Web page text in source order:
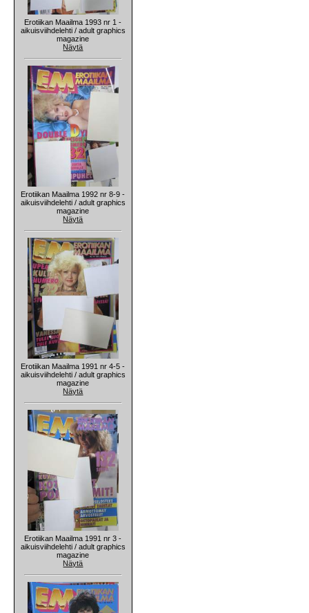
Erotiikan Maailma 1993 nr 1 -
aikuisviihdelehti / adult graphics
magazine
Näytä
Erotiikan Maailma 1992 nr 8-9 -
aikuisviihdelehti / adult graphics
magazine
Näytä
Erotiikan Maailma 1991 nr 4-5 -
aikuisviihdelehti / adult graphics
magazine
Näytä
Erotiikan Maailma 1991 nr 3 -
aikuisviihdelehti / adult graphics
magazine
Näytä